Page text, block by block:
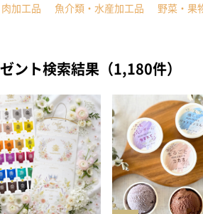
加工品
魚介類・水産加工品 野菜・果
ント検索結果（1,180件）